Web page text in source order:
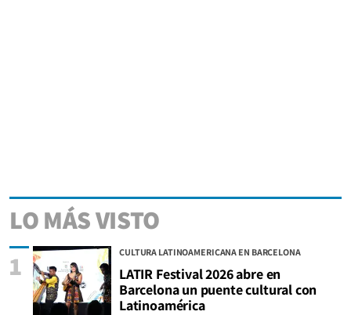
LO MÁS VISTO
CULTURA LATINOAMERICANA EN BARCELONA
LATIR Festival 2026 abre en
Barcelona un puente cultural con
Latinoamérica
1